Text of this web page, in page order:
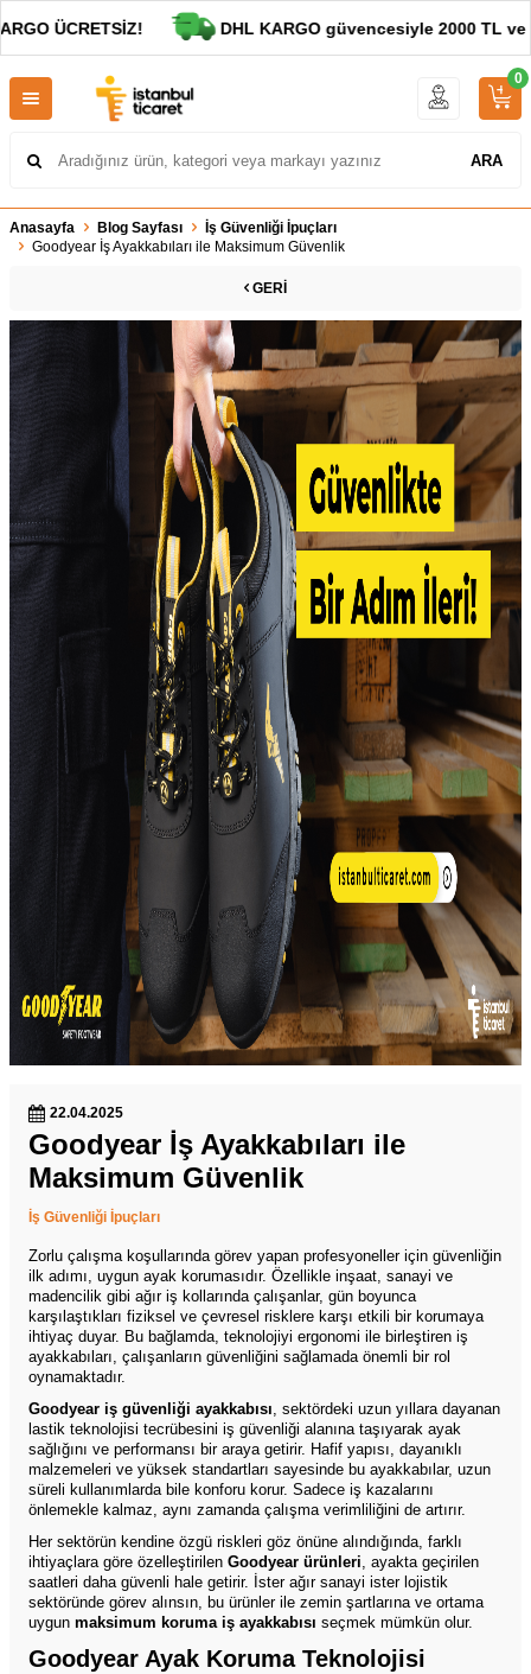
DHL KARGO güvencesiyle 2000 TL ve
ARA
0
Anasayfa Blog Sayfası
İş Güvenliği İpuçları
Goodyear İş Ayakkabıları ile Maksimum Güvenlik
GERI
22.04.2025
Goodyear İş Ayakkabıları ile
Maksimum Güvenlik
İş Güvenliği İpuçları
Zorlu çalışma koşullarında görev yapan profesyoneller için güvenliğin
ilk adımı, uygun ayak korumasıdır. Özellikle inşaat, sanayi ve
madencilik gibi ağır iş kollarında çalışanlar, gün boyunca
karşılaştıkları fiziksel ve çevresel risklere karşı etkili bir korumaya
ihtiyaç duyar. Bu bağlamda, teknolojiyi ergonomi ile birleştiren iş
ayakkabıları, çalışanların güvenliğini sağlamada önemli bir rol
oynamaktadır.
Goodyear iş güvenliği ayakkabısı, sektördeki uzun yıllara dayanan
lastik teknolojisi tecrübesini iş güvenliği alanına taşıyarak ayak
sağlığını ve performansı bir araya getirir. Hafif yapısı, dayanıklı
malzemeleri ve yüksek standartları sayesinde bu ayakkabılar, uzun
süreli kullanımlarda bile konforu korur. Sadece iş kazalarını
önlemekle kalmaz, aynı zamanda çalışma verimliliğini de artırır.
Her sektörün kendine özgü riskleri göz önüne alındığında, farklı
ihtiyaçlara göre özelleştirilen Goodyear ürünleri, ayakta geçirilen
saatleri daha güvenli hale getirir. İster ağır sanayi ister lojistik
sektöründe görev alınsın, bu ürünler ile zemin şartlarına ve ortama
uygun maksimum koruma iş ayakkabısı seçmek mümkün olur.
Goodyear Ayak Koruma Teknolojisi